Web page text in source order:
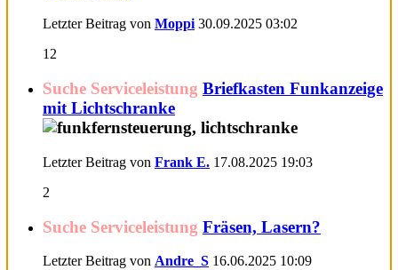
Letzter Beitrag von Moppi 30.09.2025 03:02
12
Suche Serviceleistung Briefkasten Funkanzeige
mit Lichtschranke
Letzter Beitrag von Frank E. 17.08.2025 19:03
2
Suche Serviceleistung Fräsen, Lasern?
Letzter Beitrag von Andre_S 16.06.2025 10:09